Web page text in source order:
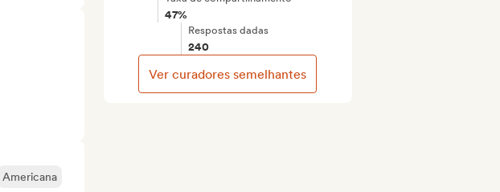
Americana
47%
Respostas dadas
240
Ver curadores semelhantes